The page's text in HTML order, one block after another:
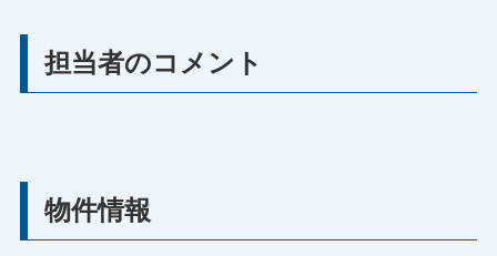
担当者のコメント
物件情報